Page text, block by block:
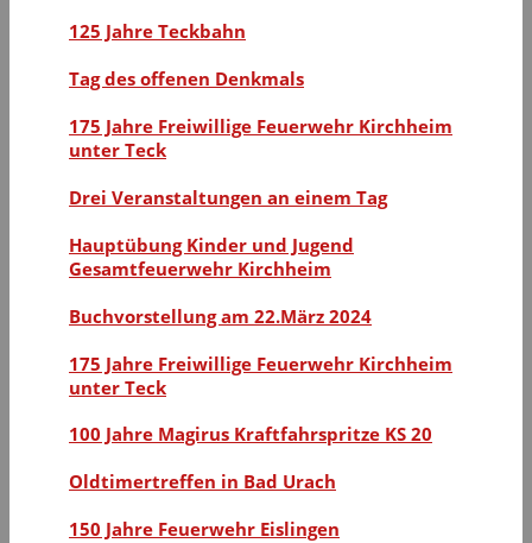
125 Jahre Teckbahn
Tag des offenen Denkmals
175 Jahre Freiwillige Feuerwehr Kirchheim
unter Teck
Drei Veranstaltungen an einem Tag
Hauptübung Kinder und Jugend
Gesamtfeuerwehr Kirchheim
Buchvorstellung am 22.März 2024
175 Jahre Freiwillige Feuerwehr Kirchheim
unter Teck
100 Jahre Magirus Kraftfahrspritze KS 20
Oldtimertreffen in Bad Urach
150 Jahre Feuerwehr Eislingen